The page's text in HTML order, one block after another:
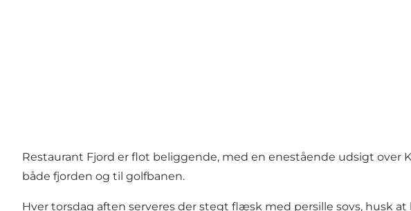
Restaurant Fjord er flot beliggende, med en enestående udsigt
både fjorden og til golfbanen.
Hver torsdag aften serveres der stegt flæsk med persille sovs, husk at